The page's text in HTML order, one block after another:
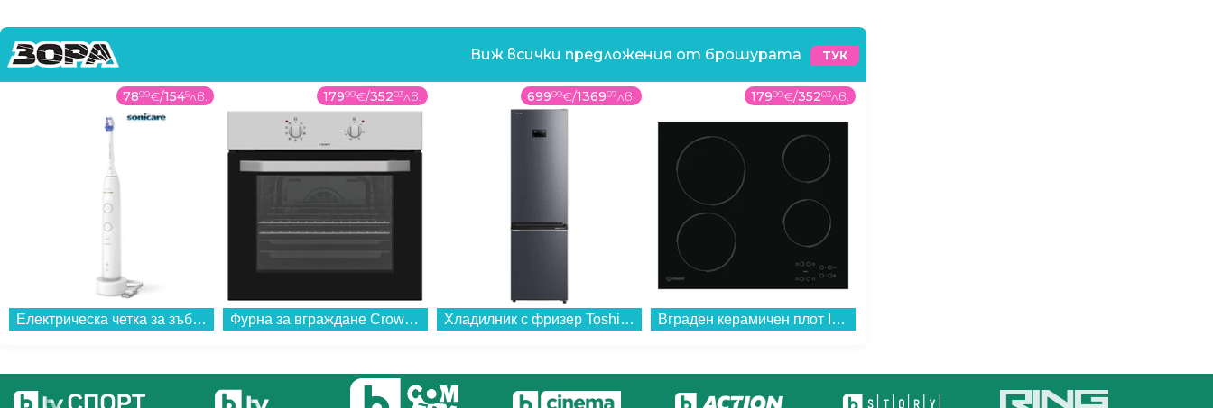
Виж всички предложения от брошурата ТУК
7899€/1545лв.
Електрическа четка за зъби Philips HX7400/01 Sonicare...
17999€/35203лв.
Фурна за вграждане Crown FCM 600AIX , 65 , А , Механично...
69999€/136907лв.
Хладилник с фризер Toshiba GR-RB500WE-PMJ(06) , 378 l, E , Morandi Grey , No Frost...
17999€/35203лв.
Вграден керамичен плот Indesit RI 161 C , Електрически...